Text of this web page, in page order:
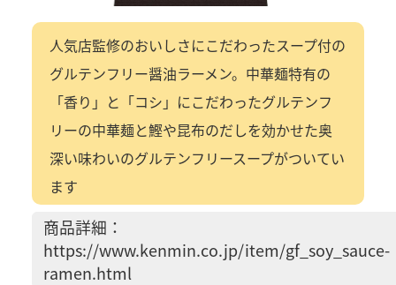
人気店監修のおいしさにこだわったスープ付の
グルテンフリー醤油ラーメン。中華麺特有の
「香り」と「コシ」にこだわったグルテンフ
リーの中華麺と鰹や昆布のだしを効かせた奥
深い味わいのグルテンフリースープがついてい
ます
商品詳細：
https://www.kenmin.co.jp/item/gf_soy_sauce-
ramen.html